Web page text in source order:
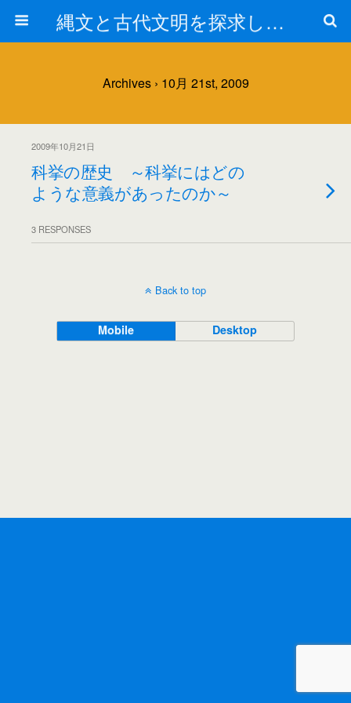
縄文と古代文明を探求しよう！
Archives › 10月 21st, 2009
2009年10月21日
科挙の歴史 ～科挙にはどの
ような意義があったのか～
3 RESPONSES
Back to top
Mobile Desktop